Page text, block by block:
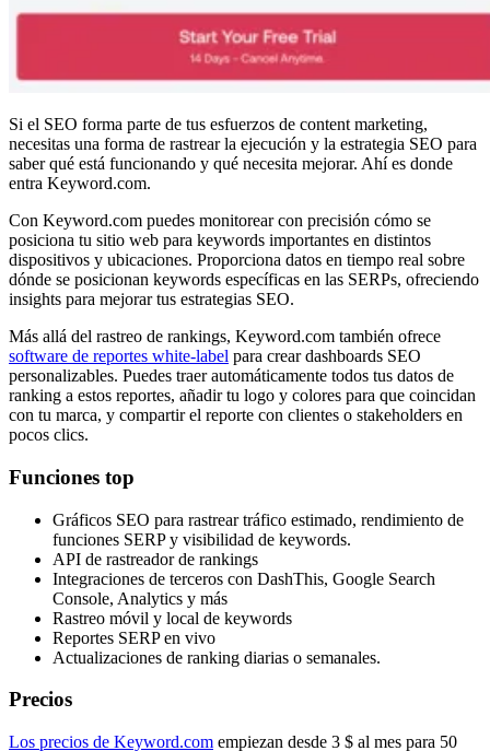
Si el SEO forma parte de tus esfuerzos de content marketing,
necesitas una forma de rastrear la ejecución y la estrategia SEO para
saber qué está funcionando y qué necesita mejorar. Ahí es donde
entra Keyword.com.
Con Keyword.com puedes monitorear con precisión cómo se
posiciona tu sitio web para keywords importantes en distintos
dispositivos y ubicaciones. Proporciona datos en tiempo real sobre
dónde se posicionan keywords específicas en las SERPs, ofreciendo
insights para mejorar tus estrategias SEO.
Más allá del rastreo de rankings, Keyword.com también ofrece
software de reportes white-label para crear dashboards SEO
personalizables. Puedes traer automáticamente todos tus datos de
ranking a estos reportes, añadir tu logo y colores para que coincidan
con tu marca, y compartir el reporte con clientes o stakeholders en
pocos clics.
Funciones top
Gráficos SEO para rastrear tráfico estimado, rendimiento de
funciones SERP y visibilidad de keywords.
API de rastreador de rankings
Integraciones de terceros con DashThis, Google Search
Console, Analytics y más
Rastreo móvil y local de keywords
Reportes SERP en vivo
Actualizaciones de ranking diarias o semanales.
Precios
Los precios de Keyword.com empiezan desde 3 $ al mes para 50